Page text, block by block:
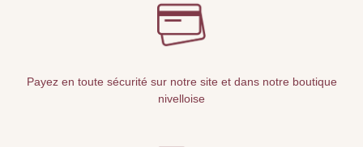
Payez en toute sécurité sur notre site et dans notre boutique
nivelloise